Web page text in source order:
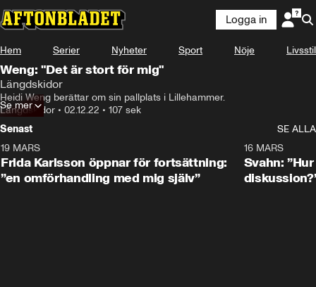
Logga in
Hem Serier Nyheter Sport Nöje Livsstil
Weng: "Det är stort för mig"
Längdskidor
Heidi Weng berättar om sin pallplats i Lillehammer.
Längdskidor • 02.12.22 • 107 sek
Se mer
Senast
SE ALLA
19 MARS
Frida Karlsson öppnar för fortsättning:
”en omförhandling med mig själv”
16 MARS
Svahn: